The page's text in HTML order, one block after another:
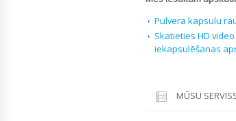
Pulvera kapsulu
Skatieties HD
iekapsulēšanas
MŪSU